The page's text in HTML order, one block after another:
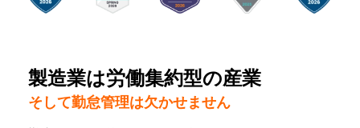
製造業は労働集約型の産業
そして勤怠管理は欠かせません